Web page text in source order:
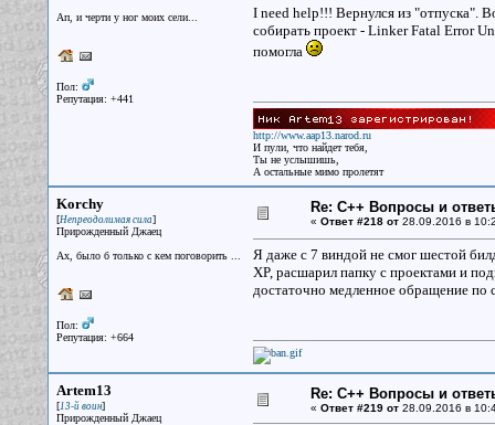
Ап, и черти у ног моих сели...
Пол:
Репутация: +441
I need help!!! Вернулся из "отпуска".
собирать проект - Linker Fatal Error
помогла
http://www.aap13.narod.ru
И пули, что найдет тебя,
Ты не услышишь,
А остальные мимо пролетят
Korchy
[Непреодолимая сила]
Прирожденный Джаец
Ах, было б только с кем поговорить ...
Пол:
Репутация: +664
Re: С++ Вопросы и
« Ответ #218 от28.09.2016 в
Я даже с 7 виндой не смог шестой
XP, расшарил папку с проектами и
достаточно медленное обращение по
Artem13
[13-й воин]
Прирожденный Джаец
Re: С++ Вопросы и
« Ответ #219 от28.09.2016 в